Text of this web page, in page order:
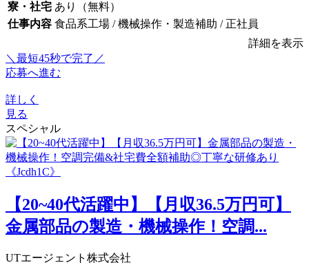
寮・社宅 あり（無料）
仕事内容 食品系工場 / 機械操作・製造補助 / 正社員
詳細を表示
＼最短45秒で完了／
応募へ進む
詳しく
見る
スペシャル
【20~40代活躍中】【月収36.5万円可】
金属部品の製造・機械操作！空調...
UTエージェント株式会社